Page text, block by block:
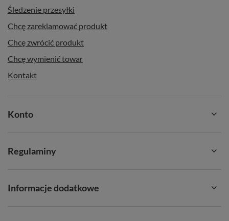
Śledzenie przesyłki
Chcę zareklamować produkt
Chcę zwrócić produkt
Chcę wymienić towar
Kontakt
Konto
Regulaminy
Informacje dodatkowe